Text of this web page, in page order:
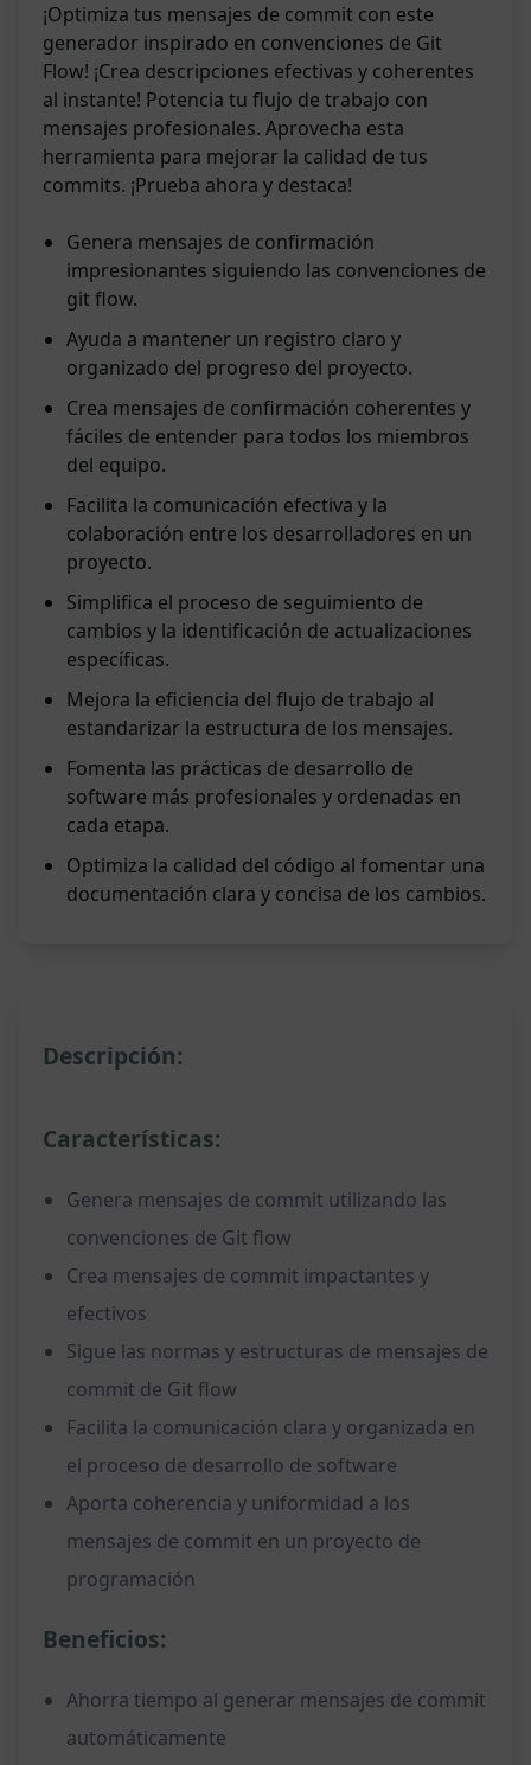
¡Optimiza tus mensajes de commit con este
generador inspirado en convenciones de Git
Flow! ¡Crea descripciones efectivas y coherentes
al instante! Potencia tu flujo de trabajo con
mensajes profesionales. Aprovecha esta
herramienta para mejorar la calidad de tus
commits. ¡Prueba ahora y destaca!
Genera mensajes de confirmación
impresionantes siguiendo las convenciones de
git flow.
Ayuda a mantener un registro claro y
organizado del progreso del proyecto.
Crea mensajes de confirmación coherentes y
fáciles de entender para todos los miembros
del equipo.
Facilita la comunicación efectiva y la
colaboración entre los desarrolladores en un
proyecto.
Simplifica el proceso de seguimiento de
cambios y la identificación de actualizaciones
específicas.
Mejora la eficiencia del flujo de trabajo al
estandarizar la estructura de los mensajes.
Fomenta las prácticas de desarrollo de
software más profesionales y ordenadas en
cada etapa.
Optimiza la calidad del código al fomentar una
documentación clara y concisa de los cambios.
Descripción:
Características:
Genera mensajes de commit utilizando las
convenciones de Git flow
Crea mensajes de commit impactantes y
efectivos
Sigue las normas y estructuras de mensajes de
commit de Git flow
Facilita la comunicación clara y organizada en
el proceso de desarrollo de software
Aporta coherencia y uniformidad a los
mensajes de commit en un proyecto de
programación
Beneficios:
Ahorra tiempo al generar mensajes de commit
automáticamente